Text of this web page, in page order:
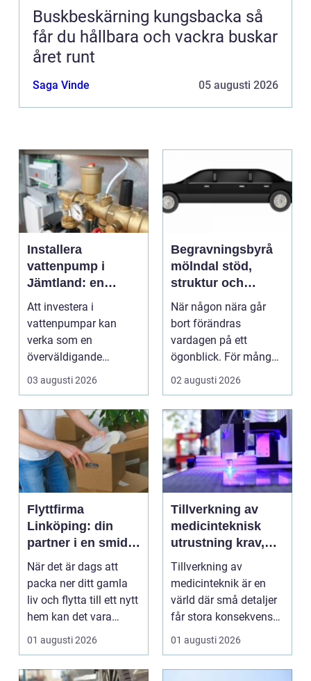
Buskbeskärning kungsbacka så
får du hållbara och vackra buskar
året runt
Saga Vinde 05 augusti 2026
Installera
vattenpump i
Jämtland: en
guide till hållbara
och effektiva
lösningar
Att investera i
vattenpumpar kan
verka som en
överväldigande
uppgift, speciellt om
man bor...
03 augusti 2026
Begravningsbyrå
mölndal stöd,
struktur och
omtanke i en svår
tid
När någon nära går
bort förändras
vardagen på ett
ögonblick. För många i
Mölndal blir första
frågan:...
02 augusti 2026
Flyttfirma
Linköping: din
partner i en smidig
flytt
När det är dags att
packa ner ditt gamla
liv och flytta till ett nytt
hem kan det vara
&ou...
01 augusti 2026
Tillverkning av
medicinteknisk
utrustning krav,
kvalitet och
precision
Tillverkning av
medicinteknik är en
värld där små detaljer
får stora konsekvenser.
En liten avvikels...
01 augusti 2026